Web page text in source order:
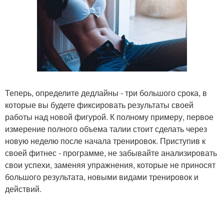
Теперь, определите дедлайны - три большого срока, в
которые вы будете фиксировать результаты своей
работы над новой фигурой. К полному примеру, первое
измерение полного объема талии стоит сделать через
новую неделю после начала тренировок. Приступив к
своей фитнес - программе, не забывайте анализировать
свои успехи, заменяя упражнения, которые не приносят
большого результата, новыми видами тренировок и
действий.